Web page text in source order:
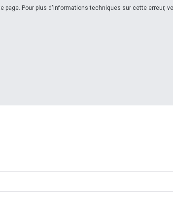
page. Pour plus d'informations techniques sur cette erreur,